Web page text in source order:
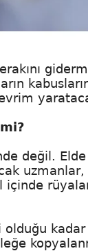
değil.